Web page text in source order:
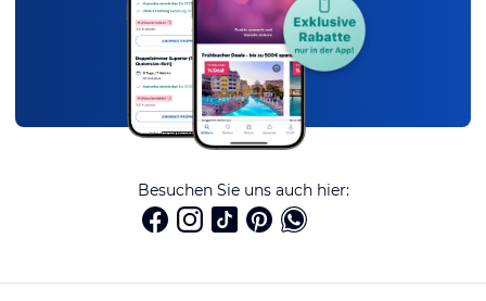
Besuchen Sie uns auch hier: